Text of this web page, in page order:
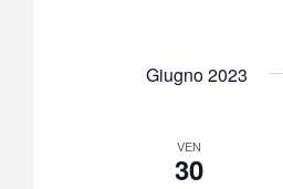
Giugno 2023
VEN
30